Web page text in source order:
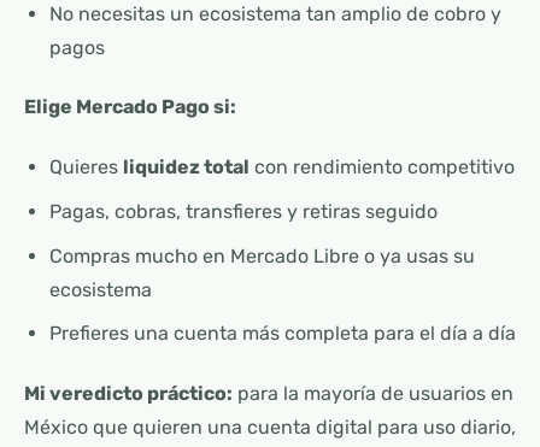
No necesitas un ecosistema tan amplio de cobro y
pagos
Elige Mercado Pago si:
Quieres liquidez total con rendimiento competitivo
Pagas, cobras, transfieres y retiras seguido
Compras mucho en Mercado Libre o ya usas su
ecosistema
Prefieres una cuenta más completa para el día a día
Mi veredicto práctico: para la mayoría de usuarios en
México que quieren una cuenta digital para uso diario,